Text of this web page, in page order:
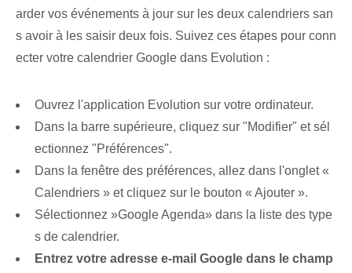
arder vos événements à jour sur les deux calendriers san
s avoir à les saisir deux fois. Suivez ces étapes‌ pour conn
ecter votre calendrier Google dans Evolution :
Ouvrez l'application Evolution sur votre ordinateur.
Dans la barre supérieure, cliquez sur "Modifier" et sél
ectionnez "Préférences".
Dans la fenêtre des préférences, allez dans l'onglet «
Calendriers » ⁢et cliquez sur le bouton « Ajouter ».
Sélectionnez ‌»Google Agenda» dans la liste des type
s de calendrier.
Entrez votre adresse e-mail Google dans le champ